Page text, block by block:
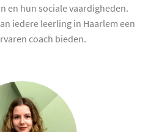
en hun sociale vaardigheden.
iedere leerling in Haarlem een
coach bieden.